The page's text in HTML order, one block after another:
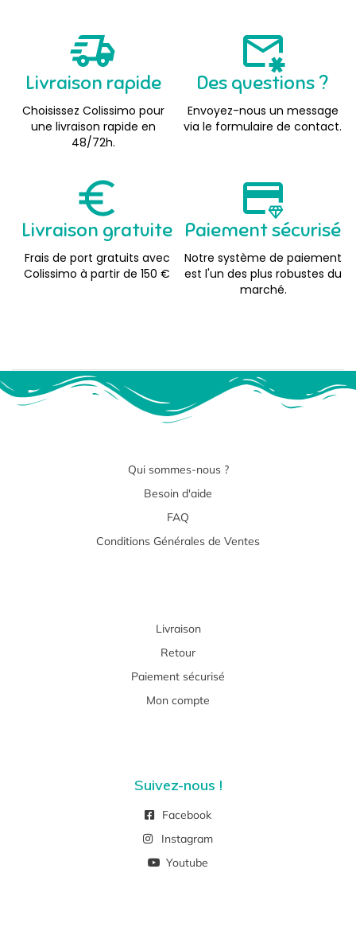
Livraison rapide
Choisissez Colissimo pour
une livraison rapide en
48/72h.
Des questions ?
Envoyez-nous un message
via le formulaire de contact.
Livraison gratuite
Frais de port gratuits avec
Colissimo à partir de 150 €
Paiement sécurisé
Notre système de paiement
est l'un des plus robustes du
marché.
Qui sommes-nous ?
Besoin d'aide
FAQ
Conditions Générales de Ventes
Livraison
Retour
Paiement sécurisé
Mon compte
Suivez-nous !
Facebook
Instagram
Youtube